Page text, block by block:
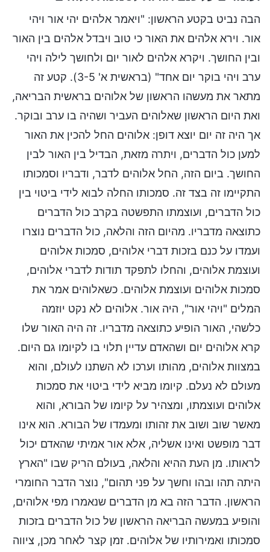
הבה נביט בקטע הראשון: "ויאמר אלהים יהי אור ויהי
אור. וירא אלהים את האור כי טוב ויבדל אלהים בין האור
ובין החושך. ויקרא אלהים לאור יום ולחושך לילה ויהי
ערב ויהי בוקר יום אחד" (בראשית א' 3-5). קטע זה
מתאר את מעשהו הראשון של אלוהים בראשית הבריאה,
ואת היום הראשון שאלוהים העביר ושהיה בו ערב ובוקר.
אך היה זה יום יוצא דופן: אלוהים החל להכין את האור
למען כול הדברים, ויתרה מזאת, הבדיל בין האור לבין
החושך. ביום הזה, החל אלוהים לדבר, ודבריו וסמכותו
התקיימו זה בצד זה. סמכותו החלה לבוא לידי ביטוי בין
כול הדברים, ועוצמתו התפשטה בקרב כול הדברים
כתוצאה מדבריו. מהיום הזה והלאה, כול הדברים נוצרו
ועמדו על כנם בזכות דברי אלוהים, סמכות אלוהים
ועוצמת אלוהים, והחלו לתפקד תודות לדברי אלוהים,
סמכות אלוהים ועוצמת אלוהים. כשאלוהים אמר את
המלים "ויהי אור", היה אור. אלוהים לא נקט יוזמה
כלשהי, האור הופיע כתוצאה מדבריו. זה היה האור שלו
קרא אלוהים יום ושהאדם עדיין תלוי בו לקיומו גם היום.
במצוות אלוהים, מהותו וערכו לא השתנו לעולם, והוא
מעולם לא נעלם. קיומו מביא לידי ביטוי את סמכות
אלוהים ועוצמתו, ומצהיר על קיומו של הבורא, והוא
מאשר שוב ושוב את זהותו ומעמדו של הבורא. הוא אינו
דבר מופשט ואינו אשליה, אלא אור אמיתי שהאדם יכול
לראותו. מן העת ההיא והלאה, בעולם הריק שבו "הארץ
היתה תהו ובהו וחשך על פני תהום", נוצר הדבר החומרי
הראשון. הדבר הזה בא מן הדברים שנאמרו מפי אלוהים,
והופיע במעשה הבריאה הראשון של כול הדברים בזכות
סמכותו ואמירותיו של אלוהים. זמן קצר לאחר מכן, ציווה